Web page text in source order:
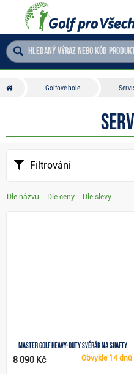
Golfové hole
Filtrování
Dle názvu Dle ceny Dle slevy
Master Golf Heavy-Duty svěrák na shafty
Obvykle 14 dnů
8 090 Kč